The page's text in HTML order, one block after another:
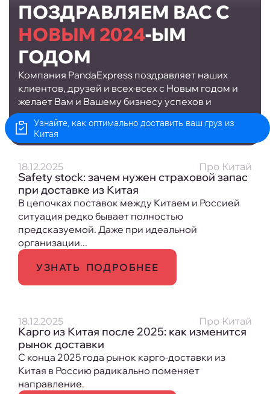
ПОЗДРАВЛЯЕМ ВАС С
НОВЫМ 2024-ЫМ
ГОДОМ
Компания PandaExpress поздравляет наших
клиентов, друзей и всех-всех с Новым годом и
желает Вам и Вашему бизнесу успехов и
процветания
18.12.2025 Про Китай
Safety stock: зачем нужен страховой запас
при доставке из Китая
В цепочках поставок между Китаем и Россией
ситуация редко бывает полностью
предсказуемой. Даже при идеальной
организации...
УЗНАТЬ ПОДРОБНЕЕ
18.12.2025 Про Китай
Карго из Китая после 2025: как изменится
рынок доставки
С конца 2025 года рынок карго-доставки из
Китая в Россию радикально поменяет
направление.
Узнайте, как оптимально доставить ваш груз из
Китая